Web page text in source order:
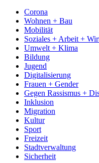
Corona
Wohnen + Bau
Mobilität
Soziales + Arbeit +
Umwelt + Klima
Bildung
Jugend
Digitalisierung
Frauen + Gender
Gegen Rassismus +
Inklusion
Migration
Kultur
Sport
Freizeit
Stadtverwaltung
Sicherheit